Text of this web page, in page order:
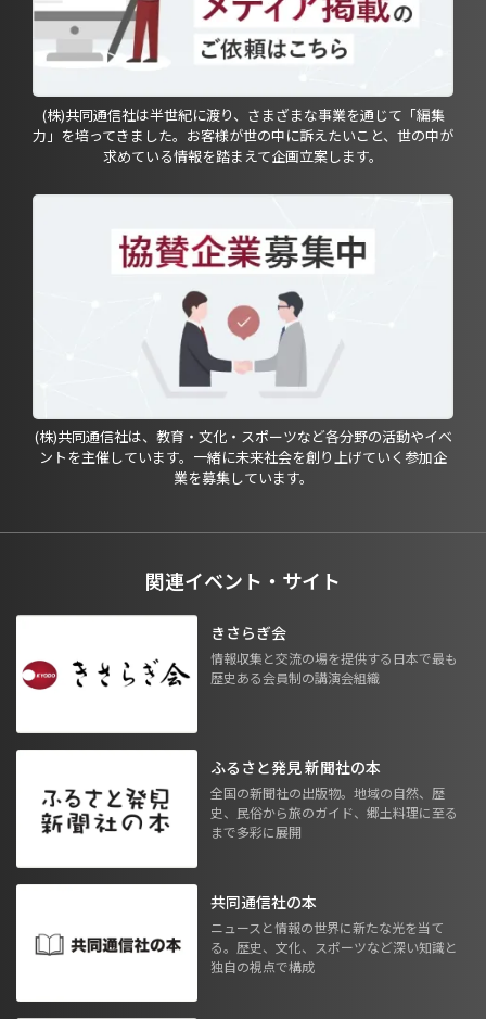
(株)共同通信社は半世紀に渡り、さまざまな事業を通じて「編集
力」を培ってきました。お客様が世の中に訴えたいこと、世の中が
求めている情報を踏まえて企画立案します。
(株)共同通信社は、教育・文化・スポーツなど各分野の活動やイベ
ントを主催しています。一緒に未来社会を創り上げていく参加企
業を募集しています。
関連イベント・サイト
きさらぎ会
情報収集と交流の場を提供する日本で最も
歴史ある会員制の講演会組織
ふるさと発見 新聞社の本
全国の新聞社の出版物。地域の自然、歴
史、民俗から旅のガイド、郷土料理に至る
まで多彩に展開
共同通信社の本
ニュースと情報の世界に新たな光を当て
る。歴史、文化、スポーツなど深い知識と
独自の視点で構成